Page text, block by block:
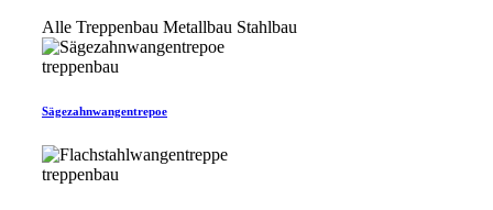
Alle Treppenbau Metallbau Stahlbau
treppenbau
Sägezahnwangentrepoe
treppenbau